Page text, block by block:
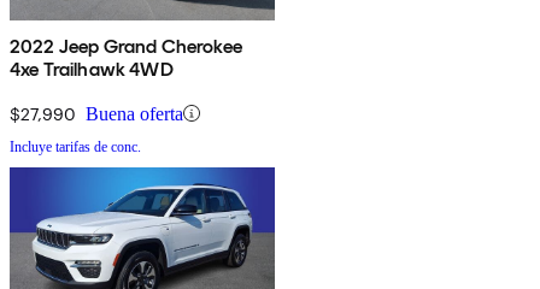
2022 Jeep Grand Cherokee
4xe Trailhawk 4WD
$27,990 Buena oferta
Incluye tarifas de conc.